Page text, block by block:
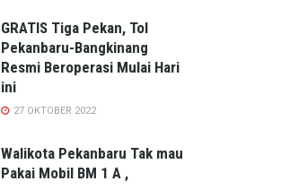
GRATIS Tiga Pekan, Tol
Pekanbaru-Bangkinang
Resmi Beroperasi Mulai Hari
ini
27 OKTOBER 2022
Walikota Pekanbaru Tak mau
Pakai Mobil BM 1 A ,